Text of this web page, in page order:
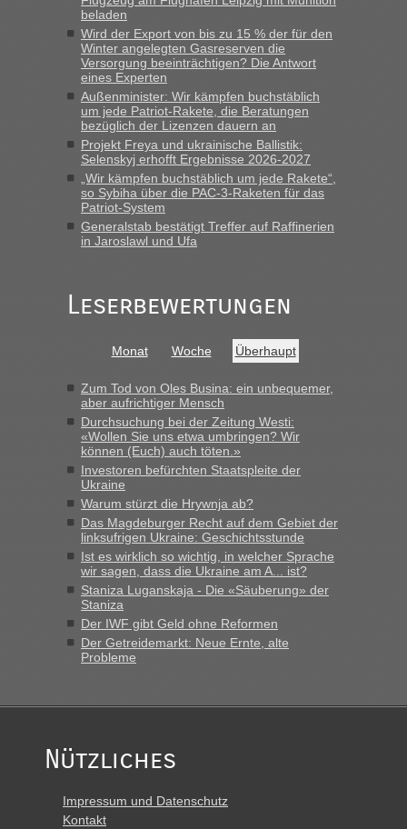
Berichte und Reisetipps • Re: An welchem
Grenzübergang zwischen Polen und der Ukraine
geht es am schnellsten?
„Derzeit, ist es überall sehr voll an den Grenzen Ukraine/
Polen. Zb. Krakovets 100 PKW ca. 10 h Wartezeit. Wollen
Montag rüber, versuchen es sehr früh.“
beladen
Wird der Export von bis zu 15 % der für den
Winter angelegten Gasreserven die
Versorgung beeinträchtigen? Die Antwort
eines Experten
Außenminister: Wir kämpfen buchstäblich
um jede Patriot-Rakete, die Beratungen
bezüglich der Lizenzen dauern an
Projekt Freya und ukrainische Ballistik:
Selenskyj erhofft Ergebnisse 2026-2027
„Wir kämpfen buchstäblich um jede Rakete“,
so Sybiha über die PAC-3-Raketen für das
Patriot-System
Generalstab bestätigt Treffer auf Raffinerien
in Jaroslawl und Ufa
Leserbewertungen
Monat Woche Überhaupt
Zum Tod von Oles Busina: ein unbequemer,
aber aufrichtiger Mensch
Durchsuchung bei der Zeitung Westi:
«Wollen Sie uns etwa umbringen? Wir
können (Euch) auch töten.»
Investoren befürchten Staatspleite der
Ukraine
Warum stürzt die Hrywnja ab?
Das Magdeburger Recht auf dem Gebiet der
linksufrigen Ukraine: Geschichtsstunde
Ist es wirklich so wichtig, in welcher Sprache
wir sagen, dass die Ukraine am A... ist?
Staniza Luganskaja - Die «Säuberung» der
Staniza
Der IWF gibt Geld ohne Reformen
Der Getreidemarkt: Neue Ernte, alte
Probleme
Nützliches
Impressum und Datenschutz
Kontakt